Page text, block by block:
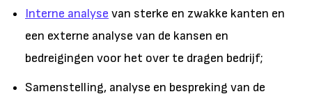
Interne analyse van sterke en zwakke kanten en
een externe analyse van de kansen en
bedreigingen voor het over te dragen bedrijf;
Samenstelling, analyse en bespreking van de